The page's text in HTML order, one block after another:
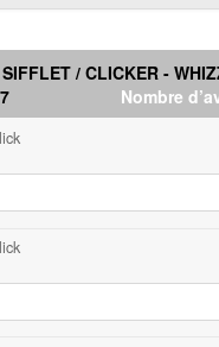
SIFFLET / CLICKER -
Nombre